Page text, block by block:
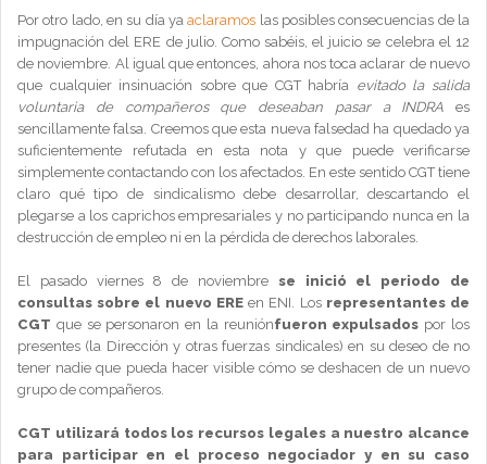
Por otro lado, en su día yaaclaramos las posibles consecuencias de la
impugnación del ERE de julio. Como sabéis, el juicio se celebra el 12
de noviembre. Al igual que entonces, ahora nos toca aclarar de nuevo
que cualquier insinuación sobre que CGT habría evitado la salida
voluntaria de compañeros que deseaban pasar a INDRA es
sencillamente falsa. Creemos que esta nueva falsedad ha quedado ya
suficientemente refutada en esta nota y que puede verificarse
simplemente contactando con los afectados. En este sentido CGT tiene
claro qué tipo de sindicalismo debe desarrollar, descartando el
plegarse a los caprichos empresariales y no participando nunca en la
destrucción de empleo ni en la pérdida de derechos laborales.
El pasado viernes 8 de noviembre se inició el periodo de
consultas sobre el nuevo EREen ENI. Los representantes de
CGT que se personaron en la reuniónfueron expulsados por los
presentes (la Dirección y otras fuerzas sindicales) en su deseo de no
tener nadie que pueda hacer visible cómo se deshacen de un nuevo
grupo de compañeros.
CGT utilizará todos los recursos legales a nuestro alcance
para participar en el proceso negociador y en su caso